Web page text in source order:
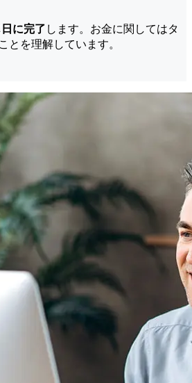
に完了 します。お金に関してはタ
とを理解しています。